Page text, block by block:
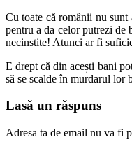
Cu toate că românii nu
pentru a da celor putrezi de
necinstite! Atunci ar fi
E drept că din acești bani
să se scalde în murdarul lor
Lasă un răspuns
Adresa ta de email nu va fi